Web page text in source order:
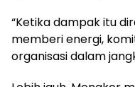
“Ketika dampak itu
memberi energi,
organisasi dalam